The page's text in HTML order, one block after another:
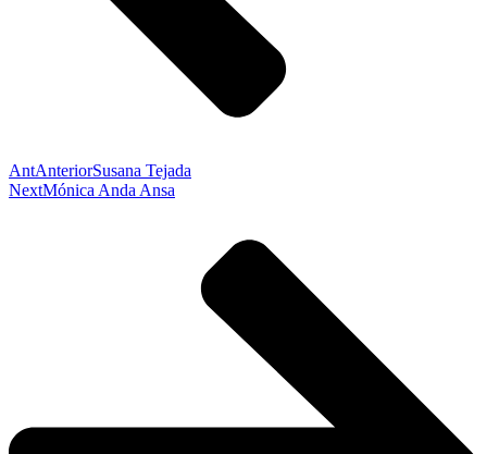
AntAnteriorSusana Tejada
NextMónica Anda Ansa